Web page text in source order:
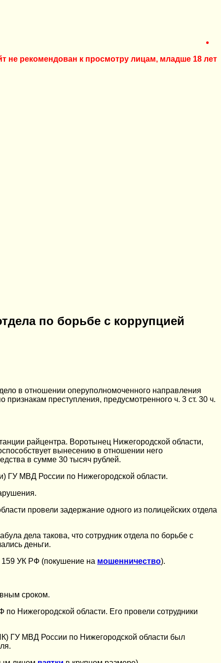
не рекомендован к просмотру лицам, младше 18 лет
по борьбе с коррупцией
в отношении оперуполномоченного направления
преступления, предусмотренного ч. 3 ст. 30 ч.
райцентра. Воротынец Нижегородской области,
вынесению в отношении него
в сумме 30 тысяч рублей.
ГУ МВД России по Нижегородской области.
провели задержание одного из полицейских отдела
дела такова, что сотрудник отдела по борьбе с
деньги.
159 УК РФ (покушение на мошенничество).
сроком.
Нижегородской области. Его провели сотрудники
ГУ МВД России по Нижегородской области был